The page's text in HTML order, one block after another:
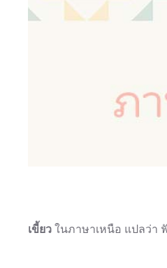
เขี้ยว ในภาษาเหนือ แปลว่า